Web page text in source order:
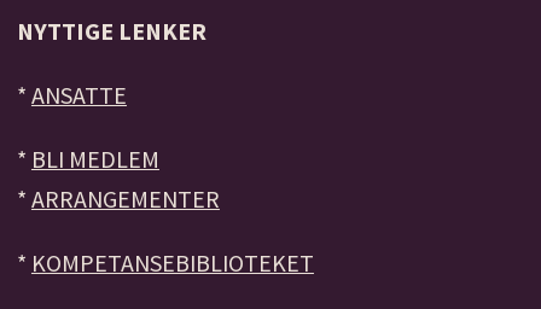
NYTTIGE LENKER
* ANSATTE
* BLI MEDLEM
* ARRANGEMENTER
* KOMPETANSEBIBLIOTEKET